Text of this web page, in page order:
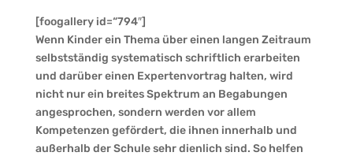
[foogallery id=“794″]
Wenn Kinder ein Thema über einen langen Zeitraum
selbstständig systematisch schriftlich erarbeiten
und darüber einen Expertenvortrag halten, wird
nicht nur ein breites Spektrum an Begabungen
angesprochen, sondern werden vor allem
Kompetenzen gefördert, die ihnen innerhalb und
außerhalb der Schule sehr dienlich sind. So helfen